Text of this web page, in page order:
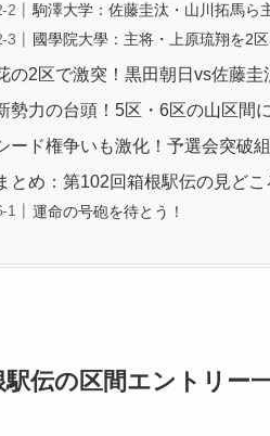
駒澤大学：佐藤圭汰・山川拓馬ら
國學院大學：主将・上原琉翔を2
の2区で激突！黒田朝日vs佐藤
勢力の台頭！5区・6区の山区間
ード権争いも激化！予選会突破
とめ：第102回箱根駅伝の見どこ
運命の号砲を待とう！
駅伝の区間エントリー